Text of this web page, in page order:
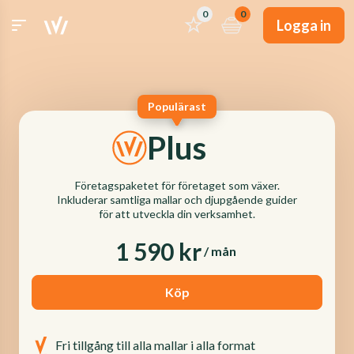
0 0
Logga in
Populärast
Plus
Företagspaketet för företaget som växer.
Inkluderar samtliga mallar och djupgående guider
för att utveckla din verksamhet.
1 590 kr/ mån
Köp
Fri tillgång till alla mallar i alla format